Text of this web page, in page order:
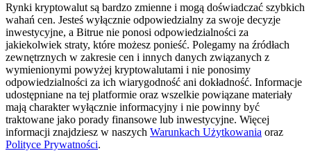
Zostań traderem kopiującym
Rynki kryptowalut są bardzo zmienne i mogą doświadczać szybkich
wahań cen. Jesteś wyłącznie odpowiedzialny za swoje decyzje
inwestycyjne, a Bitrue nie ponosi odpowiedzialności za
jakiekolwiek straty, które możesz ponieść. Polegamy na źródłach
zewnętrznych w zakresie cen i innych danych związanych z
wymienionymi powyżej kryptowalutami i nie ponosimy
odpowiedzialności za ich wiarygodność ani dokładność. Informacje
udostępniane na tej platformie oraz wszelkie powiązane materiały
mają charakter wyłącznie informacyjny i nie powinny być
traktowane jako porady finansowe lub inwestycyjne. Więcej
informacji znajdziesz w naszych Warunkach Użytkowania oraz
Polityce Prywatności.